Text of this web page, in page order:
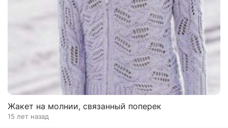
Жакет на молнии, связанный поперек
15 лет назад